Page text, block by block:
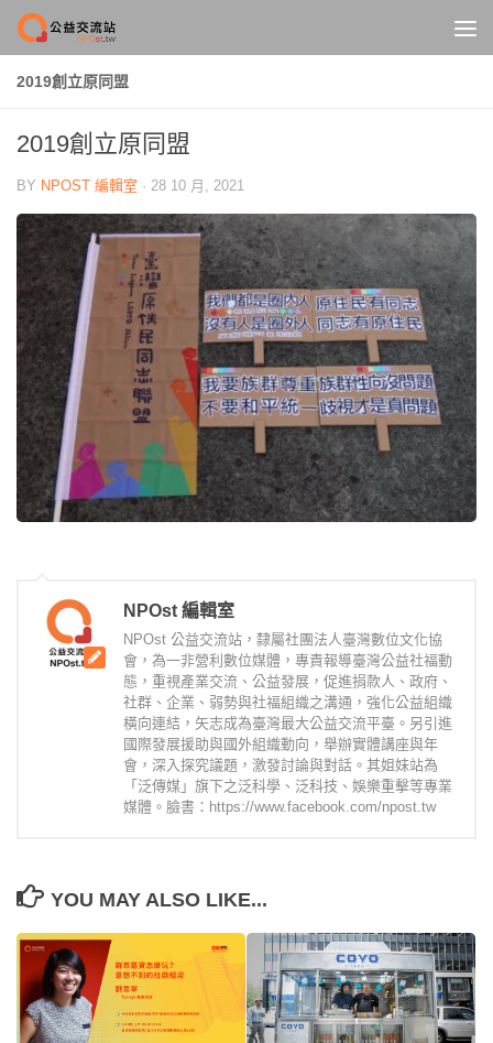
Skip to content
2019創立原同盟
2019創立原同盟
BY NPOST 編輯室 · 28 10 月, 2021
NPOst 編輯室
NPOst 公益交流站，隸屬社團法人臺灣數位文化協
會，為一非營利數位媒體，專責報導臺灣公益社福動
態，重視產業交流、公益發展，促進捐款人、政府、
社群、企業、弱勢與社福組織之溝通，強化公益組織
橫向連結，矢志成為臺灣最大公益交流平臺。另引進
國際發展援助與國外組織動向，舉辦實體講座與年
會，深入探究議題，激發討論與對話。其姐妹站為
「泛傳媒」旗下之泛科學、泛科技、娛樂重擊等專業
媒體。臉書：https://www.facebook.com/npost.tw
YOU MAY ALSO LIKE...